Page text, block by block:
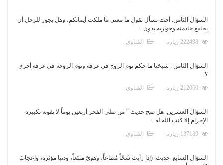
السؤال الثامن: أخت تسأل تقول ما معنى ما ملكت أيمانكم، وهل يجوز للرجل أن
يجامع خادمته وجواريه بدون...
الفتاوى
السؤال الثامن : شيخنا ما حكم نوم الزوج في غرفة ونوم الزوجة في غرفة أخرى
؟
الفتاوى
السؤال العشرين: هل صح حديث " من صلى الفجر أربعين يوماً لا تفوته تكبيرة
الإحرام إلا كتب الله له...
الفتاوى
السؤال السابع: حديث: (إذا رأيتَ شُحّاً مُطاعاً، وهوىً متبَعاً، ودنيا مؤثرة، وإعجابَ